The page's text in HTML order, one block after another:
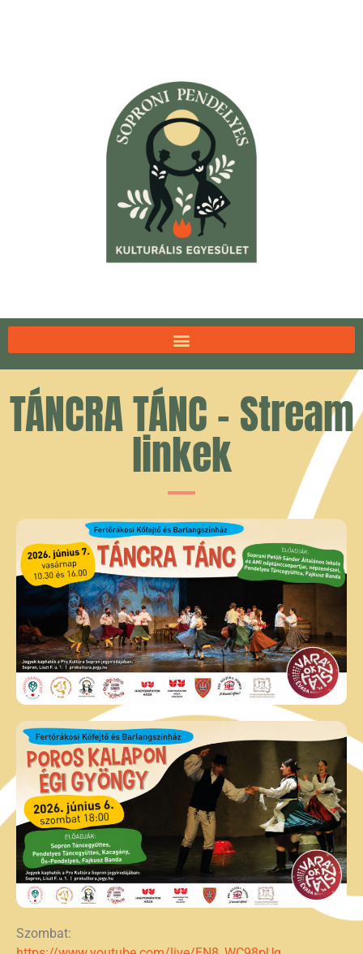
TÁNCRA TÁNC - Stream
linkek
Szombat: